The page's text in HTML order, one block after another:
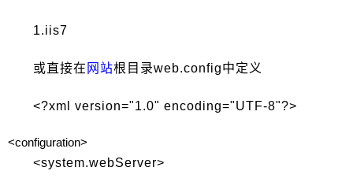
1.iis7
或直接在 网站根目录web.config中定义
<?xml version="1.0" encoding="UTF-8"?>
<configuration>
<system.webServer>